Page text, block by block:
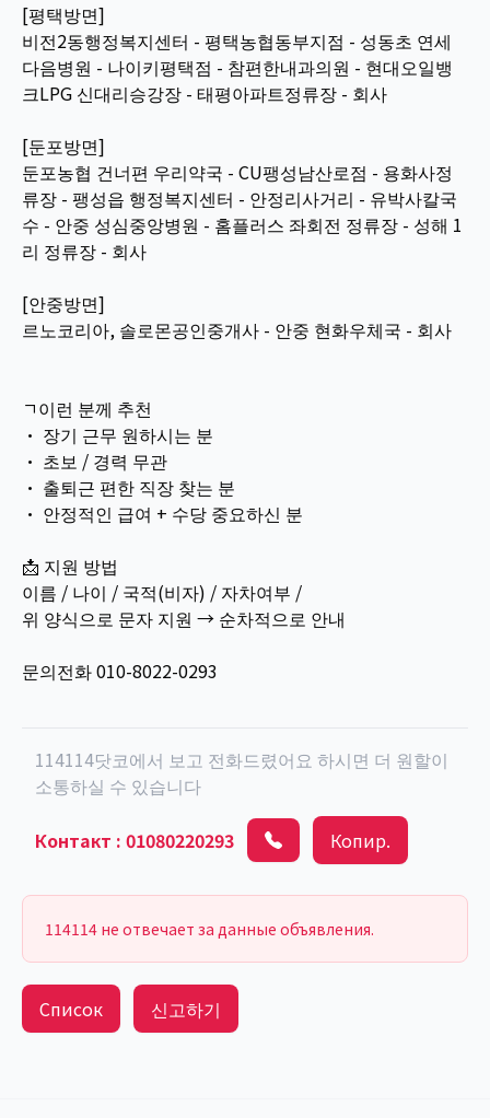
[평택방면]
비전2동행정복지센터 - 평택농협동부지점 - 성동초 연세
다음병원 - 나이키평택점 - 참편한내과의원 - 현대오일뱅
크LPG 신대리승강장 - 태평아파트정류장 - 회사
[둔포방면]
둔포농협 건너편 우리약국 - CU팽성남산로점 - 용화사정
류장 - 팽성읍 행정복지센터 - 안정리사거리 - 유박사칼국
수 - 안중 성심중앙병원 - 홈플러스 좌회전 정류장 - 성해 1
리 정류장 - 회사
[안중방면]
르노코리아, 솔로몬공인중개사 - 안중 현화우체국 - 회사
ㄱ이런 분께 추천
• 장기 근무 원하시는 분
• 초보 / 경력 무관
• 출퇴근 편한 직장 찾는 분
• 안정적인 급여 + 수당 중요하신 분
📩 지원 방법
이름 / 나이 / 국적(비자) / 자차여부 /
위 양식으로 문자 지원 → 순차적으로 안내
문의전화 010-8022-0293
114114닷코에서 보고 전화드렸어요 하시면 더 원할이
소통하실 수 있습니다
Контакт : 01080220293 Копир.
114114 не отвечает за данные объявления.
Список 신고하기